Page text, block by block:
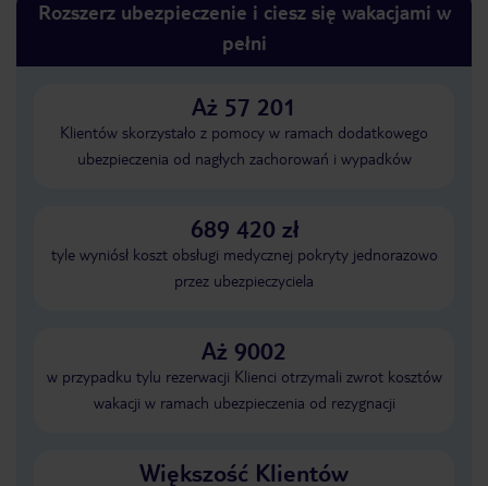
Rozszerz ubezpieczenie i ciesz się wakacjami w
pełni
Aż 57 201
Klientów skorzystało z pomocy w ramach dodatkowego
ubezpieczenia od nagłych zachorowań i wypadków
689 420 zł
tyle wyniósł koszt obsługi medycznej pokryty jednorazowo
przez ubezpieczyciela
Aż 9002
w przypadku tylu rezerwacji Klienci otrzymali zwrot kosztów
wakacji w ramach ubezpieczenia od rezygnacji
Większość Klientów